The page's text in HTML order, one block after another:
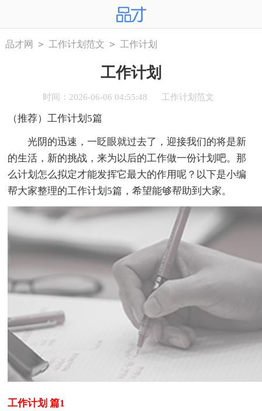
品才网 > 工作计划范文 > 工作计划
工作计划
时间：2026-06-06 04:55:48 工作计划范文
（推荐）工作计划5篇
光阴的迅速，一眨眼就过去了，迎接我们的将是新
的生活，新的挑战，来为以后的工作做一份计划吧。那
么计划怎么拟定才能发挥它最大的作用呢？以下是小编
帮大家整理的工作计划5篇，希望能够帮助到大家。
工作计划 篇1